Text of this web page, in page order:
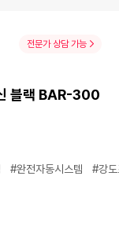
전문가 상담 가능
블랙 BAR-300
#완전자동시스템 #강